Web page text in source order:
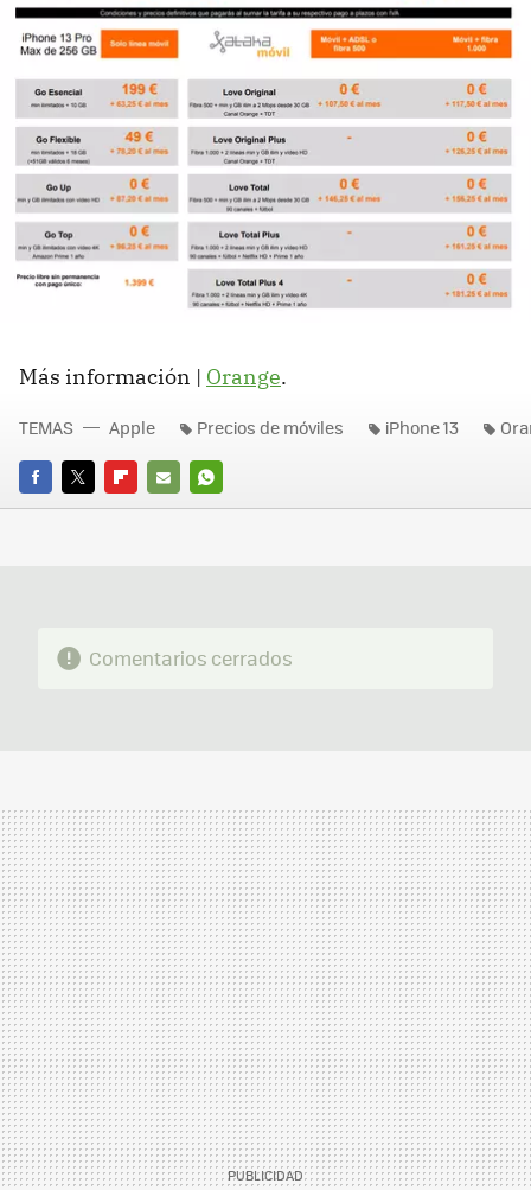
Más información | Orange.
FACEBOOK
TWITTERFLIPBOARD
E-
WHATSAPP
TEMAS Apple Precios de móviles iPhone 13
Comentarios cerrados